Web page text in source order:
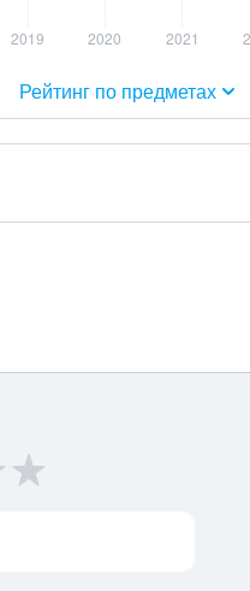
Рейтинг по предметах